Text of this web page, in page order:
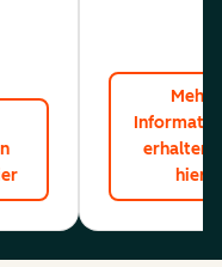
Mehr
erhalten
hier